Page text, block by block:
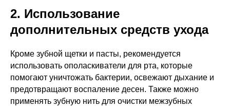
2. Использование
дополнительных средств ухода
Кроме зубной щетки и пасты, рекомендуется
использовать ополаскиватели для рта, которые
помогают уничтожать бактерии, освежают дыхание и
предотвращают воспаление десен. Также можно
применять зубную нить для очистки межзубных